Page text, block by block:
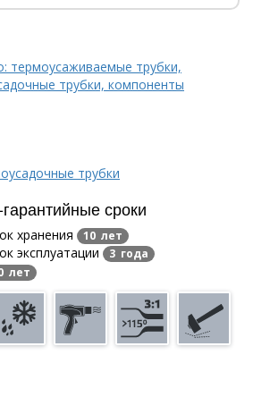
термоусаживаемые трубки,
трубки, компоненты
трубки
сроки
хранения 10 лет
эксплуатации 3 года
лет